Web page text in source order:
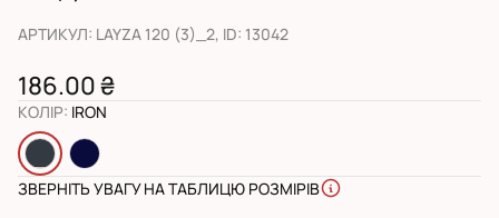
АРТИКУЛ: LAYZA 120 (3)_2, ID: 13042
186.00 ₴
КОЛІР: IRON
ЗВЕРНІТЬ УВАГУ НА ТАБЛИЦЮ РОЗМІРІВ